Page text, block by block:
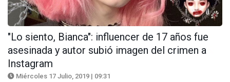
"Lo siento, Bianca": influencer de 17 años fue
asesinada y autor subió imagen del crimen a
Instagram
Miércoles 17 Julio, 2019 | 09:31